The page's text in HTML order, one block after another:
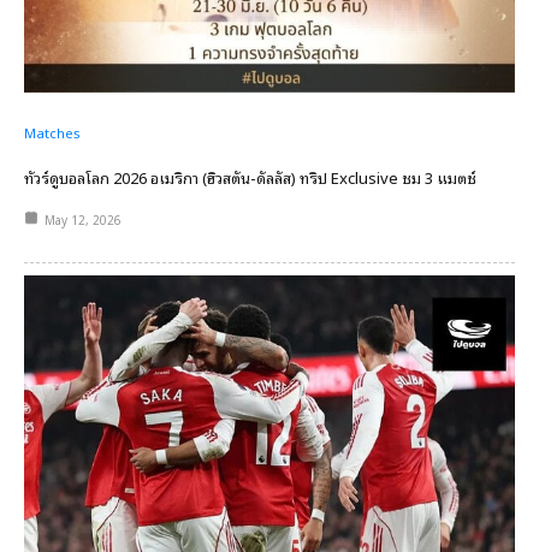
Matches
ทัวร์ดูบอลโลก 2026 อเมริกา (ฮิวสตัน-ดัลลัส) ทริป Exclusive ชม 3 แมตช์
May 12, 2026